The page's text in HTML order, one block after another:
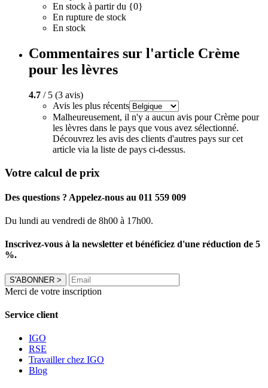
En stock à partir du {0}
En rupture de stock
En stock
Commentaires sur l'article Crème
pour les lèvres
4.7 / 5 (3 avis)
Avis les plus récents
Malheureusement, il n'y a aucun avis pour Crème pour
les lèvres dans le pays que vous avez sélectionné.
Découvrez les avis des clients d'autres pays sur cet
article via la liste de pays ci-dessus.
Votre calcul de prix
Des questions ? Appelez-nous au 011 559 009
Du lundi au vendredi de 8h00 à 17h00.
Inscrivez-vous à la newsletter et bénéficiez d'une réduction de 5
%.
S'ABONNER >
Merci de votre inscription
Service client
IGO
RSE
Travailler chez IGO
Blog